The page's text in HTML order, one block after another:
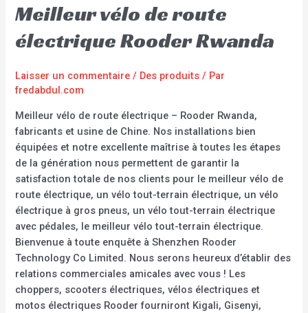
Meilleur vélo de route
électrique Rooder Rwanda
Laisser un commentaire / Des produits / Par
fredabdul.com
Meilleur vélo de route électrique – Rooder Rwanda,
fabricants et usine de Chine. Nos installations bien
équipées et notre excellente maîtrise à toutes les étapes
de la génération nous permettent de garantir la
satisfaction totale de nos clients pour le meilleur vélo de
route électrique, un vélo tout-terrain électrique, un vélo
électrique à gros pneus, un vélo tout-terrain électrique
avec pédales, le meilleur vélo tout-terrain électrique.
Bienvenue à toute enquête à Shenzhen Rooder
Technology Co Limited. Nous serons heureux d’établir des
relations commerciales amicales avec vous ! Les
choppers, scooters électriques, vélos électriques et
motos électriques Rooder fourniront Kigali, Gisenyi,